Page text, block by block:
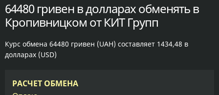
64480 гривен в долларах обменять в
Кропивницком от КИТ Групп
Курс обмена 64480 гривен (UAH) составляет 1434,48 в
долларах (USD)
РАСЧЕТ ОБМЕНА